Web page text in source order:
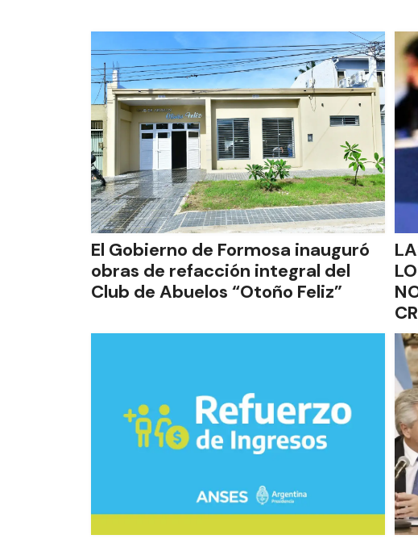
El Gobierno de Formosa inauguró
obras de refacción integral del
Club de Abuelos “Otoño Feliz”